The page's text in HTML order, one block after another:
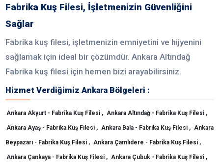
Fabrika Kuş Filesi, İşletmenizin Güvenliğini
Sağlar
Fabrika kuş filesi, işletmenizin emniyetini ve hijyenini
sağlamak için ideal bir çözümdür. Ankara Altındağ
Fabrika kuş filesi için hemen bizi arayabilirsiniz.
Hizmet Verdiğimiz Ankara Bölgeleri :
Ankara Akyurt - Fabrika Kuş Filesi , Ankara Altındağ - Fabrika Kuş Filesi ,
Ankara Ayaş - Fabrika Kuş Filesi , Ankara Bala - Fabrika Kuş Filesi , Ankara
Beypazarı - Fabrika Kuş Filesi , Ankara Çamlıdere - Fabrika Kuş Filesi ,
Ankara Çankaya - Fabrika Kuş Filesi , Ankara Çubuk - Fabrika Kuş Filesi ,